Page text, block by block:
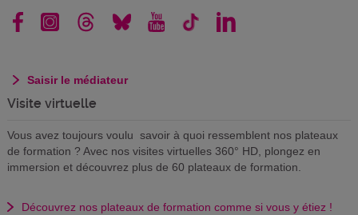
Saisir le médiateur
Visite virtuelle
Vous avez toujours voulu savoir à quoi ressemblent nos plateaux
de formation ? Avec nos visites virtuelles 360° HD, plongez en
immersion et découvrez plus de 60 plateaux de formation.
Découvrez nos plateaux de formation comme si vous y étiez !